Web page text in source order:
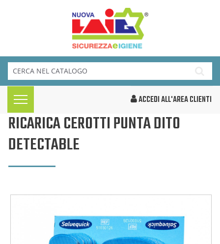
ACCEDI ALL'AREA CLIENTI
RICARICA CEROTTI PUNTA DITO
DETECTABLE